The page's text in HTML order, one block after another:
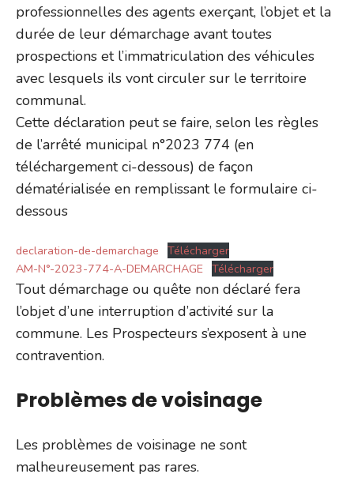
professionnelles des agents exerçant, l’objet et la
durée de leur démarchage avant toutes
prospections et l’immatriculation des véhicules
avec lesquels ils vont circuler sur le territoire
communal.
Cette déclaration peut se faire, selon les règles
de l’arrêté municipal n°2023 774 (en
téléchargement ci-dessous) de façon
dématérialisée en remplissant le formulaire ci-
dessous
declaration-de-demarchage Télécharger
AM-N°-2023-774-A-DEMARCHAGE Télécharger
Tout démarchage ou quête non déclaré fera
l’objet d’une interruption d’activité sur la
commune. Les Prospecteurs s’exposent à une
contravention.
Problèmes de voisinage
Les problèmes de voisinage ne sont
malheureusement pas rares.